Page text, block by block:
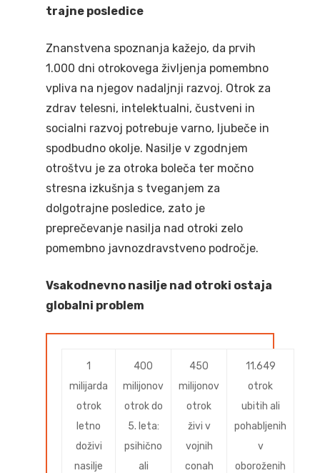
trajne posledice
Znanstvena spoznanja kažejo, da prvih
1.000 dni otrokovega življenja pomembno
vpliva na njegov nadaljnji razvoj. Otrok za
zdrav telesni, intelektualni, čustveni in
socialni razvoj potrebuje varno, ljubeče in
spodbudno okolje. Nasilje v zgodnjem
otroštvu je za otroka boleča ter močno
stresna izkušnja s tveganjem za
dolgotrajne posledice, zato je
preprečevanje nasilja nad otroki zelo
pomembno javnozdravstveno področje.
Vsakodnevno nasilje nad otroki ostaja
globalni problem
1
milijarda
otrok
letno
doživi
nasilje
400
milijonov
otrok do
5. leta:
psihično
ali
450
milijonov
otrok
živi v
vojnih
conah
11.649
otrok
ubitih ali
pohabljenih
v
oboroženih